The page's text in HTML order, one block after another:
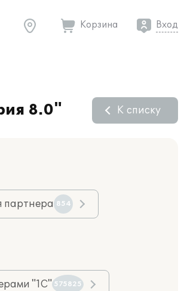
Корзина Вход
8.0" К списку
партнера 854
"1С" 575825